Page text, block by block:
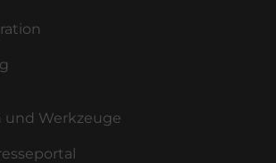
und Werkzeuge